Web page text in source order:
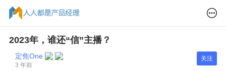
2023年，谁还“信”主播？
定焦One
3 年前
关注